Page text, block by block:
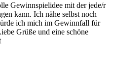
Gewinnspielidee mit der jede/r
kann. Ich nähe selbst noch
ich mich im Gewinnfall für
Grüße und eine schöne